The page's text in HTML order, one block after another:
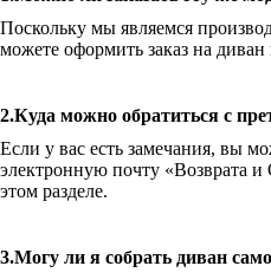
Поскольку мы являемся
можете оформить заказ на
2.Куда можно обратиться с
Если у вас есть замечания, вы
электронную почту «Возврата и
этом разделе.
3.Могу ли я собрать диван